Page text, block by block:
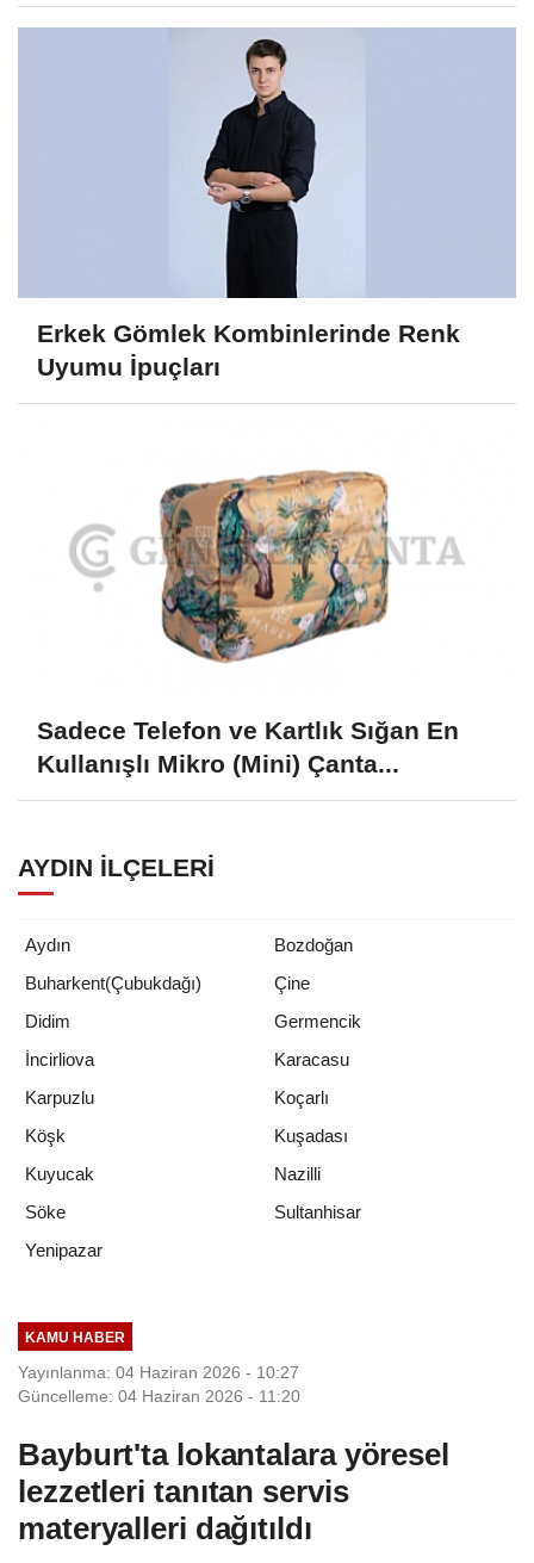
Erkek Gömlek Kombinlerinde Renk
Uyumu İpuçları
Sadece Telefon ve Kartlık Sığan En
Kullanışlı Mikro (Mini) Çanta...
AYDIN İLÇELERI
Aydın
Bozdoğan
Buharkent(Çubukdağı)
Çine
Didim
Germencik
İncirliova
Karacasu
Karpuzlu
Koçarlı
Köşk
Kuşadası
Kuyucak
Nazilli
Söke
Sultanhisar
Yenipazar
KAMU HABER
Yayınlanma: 04 Haziran 2026 - 10:27
Güncelleme: 04 Haziran 2026 - 11:20
Bayburt'ta lokantalara yöresel
lezzetleri tanıtan servis
materyalleri dağıtıldı